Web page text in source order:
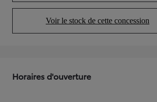
Voir le stock de cette concession
(Opens in new tab)
Horaires d'ouverture